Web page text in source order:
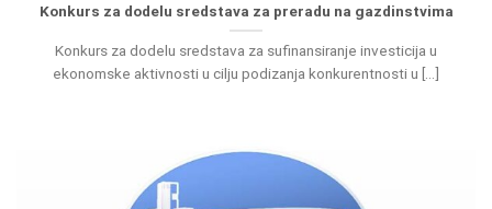
Konkurs za dodelu sredstava za preradu na gazdinstvima
Konkurs za dodelu sredstava za sufinansiranje investicija u
ekonomske aktivnosti u cilju podizanja konkurentnosti u [...]